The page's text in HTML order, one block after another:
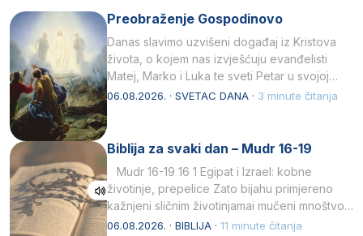
Preobraženje Gospodinovo
Danas slavimo uzvišeni događaj iz Kristova
života, o kojem nas izvješćuju evanđelisti
Matej, Marko i Luka te sveti Petar u svojoj
drugoj…
06.08.2026. · SVETAC DANA · 3 minute čitanja
Biblija za svaki dan – Mudr 16-19
Mudr 16-19 16 1 Egipat i Izrael: kobne
životinje, prepelice Zato bijahu primjereno
kažnjeni sličnim životinjamai mučeni mnoštvom
kukaca.2 A narod…
06.08.2026. · BIBLIJA · 11 minute čitanja